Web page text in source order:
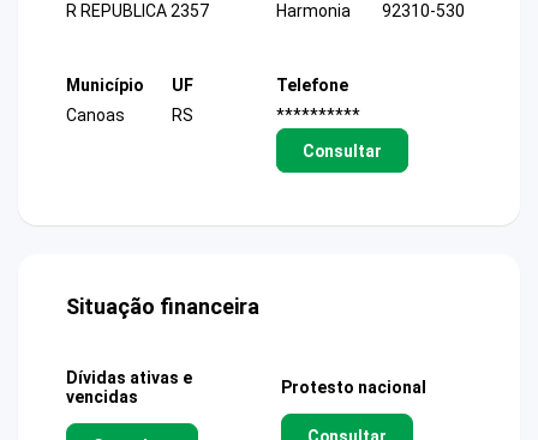
R REPUBLICA 2357
Harmonia
92310-530
Município
Canoas
UF
RS
Telefone
**********
Consultar
Situação financeira
Dívidas ativas e
vencidas
Protesto nacional
Consultar